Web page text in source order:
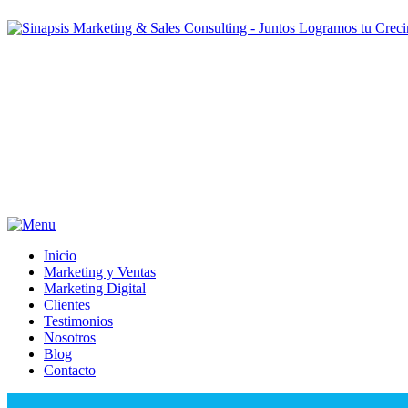
Inicio
Marketing y Ventas
Marketing Digital
Clientes
Testimonios
Nosotros
Blog
Contacto